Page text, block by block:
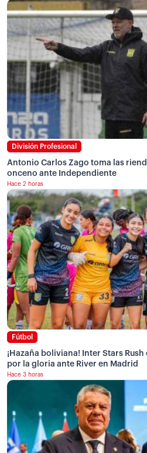
División Profesional
Antonio Carlos Zago toma las
onceno ante Independiente
Hace 2 horas
Fútbol
¡Hazaña boliviana! Inter Stars
por la gloria ante River en Madrid
Hace 3 horas